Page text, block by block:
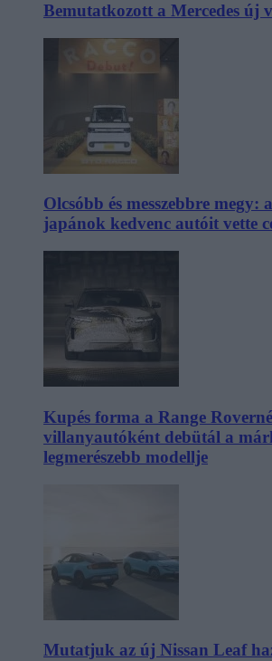
Bemutatkozott a Mercedes új
Olcsóbb és messzebbre megy:
japánok kedvenc autóit vette
Kupés forma a Range
villanyautóként debütál a
legmerészebb modellje
Mutatjuk az új Nissan Leaf